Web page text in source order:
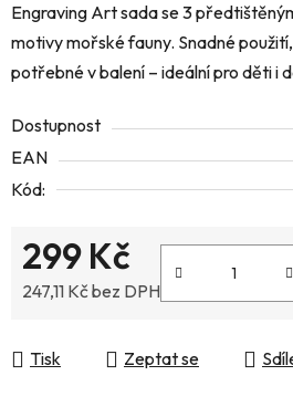
Engraving Art sada se 3
motivy mořské fauny. Snadné
potřebné v balení – ideální pro děti i
Dostupnost
EAN
Kód:
299 Kč
247,11 Kč bez DPH
Tisk Zeptat se